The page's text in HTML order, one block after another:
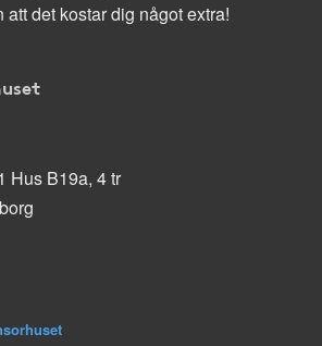
att det kostar dig något extra!
Hus B19a, 4 tr